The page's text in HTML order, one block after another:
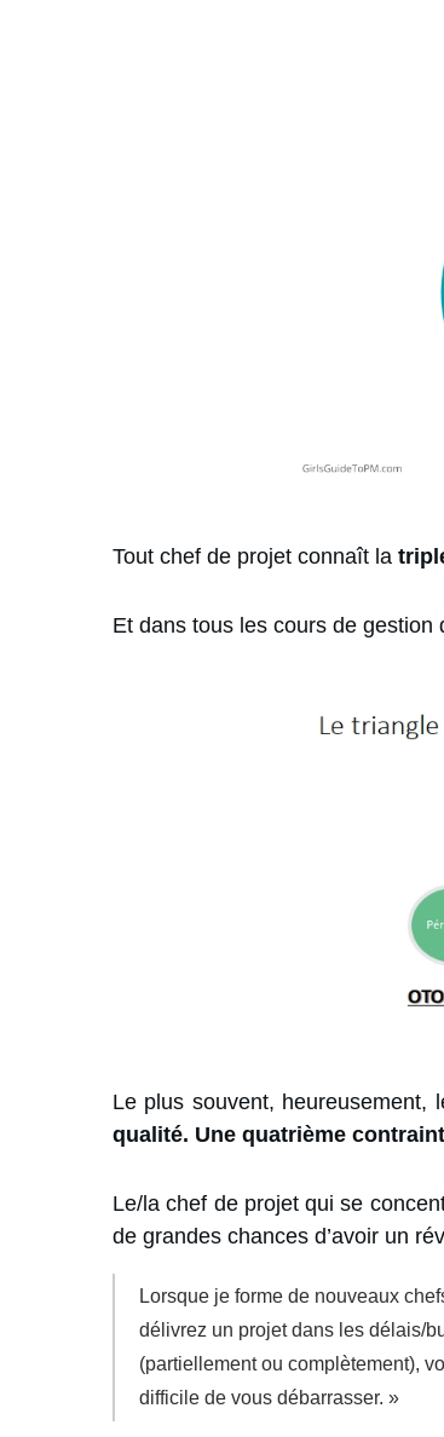
Tout chef de projet connaît la
Et dans tous les cours de gestion
Le plus souvent, heureusement,
qualité. Une quatrième
Le/la chef de projet qui se
de grandes chances d’avoir un
Lorsque je forme de nouveaux
délivrez un projet dans les délais/
(partiellement ou complètement),
difficile de vous débarrasser. »